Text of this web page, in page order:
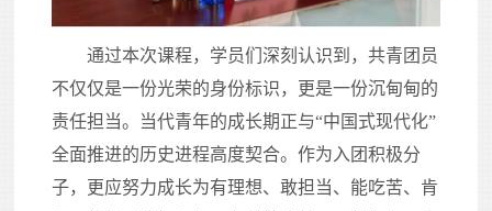
通过本次课程，学员们深刻认识到，共青团员
不仅仅是一份光荣的身份标识，更是一份沉甸甸的
责任担当。当代青年的成长期正与“中国式现代化”
全面推进的历史进程高度契合。作为入团积极分
子，更应努力成长为有理想、敢担当、能吃苦、肯